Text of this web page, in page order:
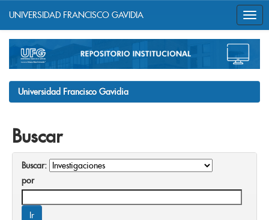
navigation
UNIVERSIDAD FRANCISCO GAVIDIA
Universidad Francisco Gavidia
Buscar
Buscar:
por